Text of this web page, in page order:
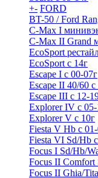
+- FORD
BT-50 / Ford
C-Max I
C-Max II Grand
EcoSport
EcoSport с 14г
Escape I с 00-07г
Escape II 40/60 с
Escape III с 12-
Explorer IV c 05-
Explorer V c 10г
Fiesta V Hb с
Fiesta VI Sd/Hb
Focus I Sd/Hb/
Focus II Comfort
Focus II Ghia/